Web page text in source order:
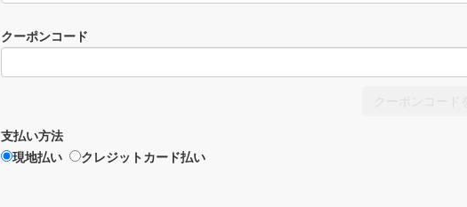
クーポンコード
支払い方法
現地払い
クレジットカード払い